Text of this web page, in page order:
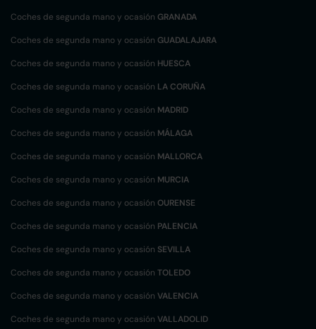
Coches de segunda mano y ocasión GRANADA
Coches de segunda mano y ocasión GUADALAJARA
Coches de segunda mano y ocasión HUESCA
Coches de segunda mano y ocasión LA CORUÑA
Coches de segunda mano y ocasión MADRID
Coches de segunda mano y ocasión MÁLAGA
Coches de segunda mano y ocasión MALLORCA
Coches de segunda mano y ocasión MURCIA
Coches de segunda mano y ocasión OURENSE
Coches de segunda mano y ocasión PALENCIA
Coches de segunda mano y ocasión SEVILLA
Coches de segunda mano y ocasión TOLEDO
Coches de segunda mano y ocasión VALENCIA
Coches de segunda mano y ocasión VALLADOLID